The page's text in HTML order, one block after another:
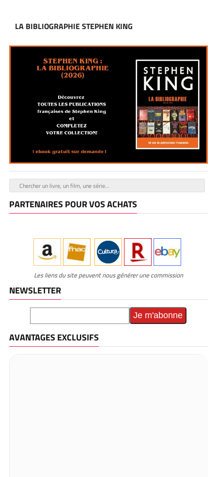
LA BIBLIOGRAPHIE STEPHEN KING
PARTENAIRES POUR VOS ACHATS
Les liens du site peuvent nous générer une commission
NEWSLETTER
AVANTAGES EXCLUSIFS